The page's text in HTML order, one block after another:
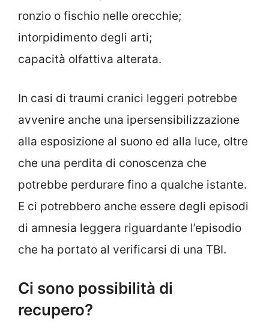
ronzio o fischio nelle orecchie;
intorpidimento degli arti;
capacità olfattiva alterata.
In casi di traumi cranici leggeri potrebbe
avvenire anche una ipersensibilizzazione
alla esposizione al suono ed alla luce, oltre
che una perdita di conoscenza che
potrebbe perdurare fino a qualche istante.
E ci potrebbero anche essere degli episodi
di amnesia leggera riguardante l’episodio
che ha portato al verificarsi di una TBI.
Ci sono possibilità di
recupero?